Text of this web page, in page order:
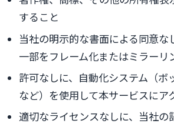
すること
当社の明示的な書面による同意な
一部をフレーム化またはミラーリ
許可なしに、自動化システム（ボ
など）を使用して本サービスにア
適切なライセンスなしに、当社の